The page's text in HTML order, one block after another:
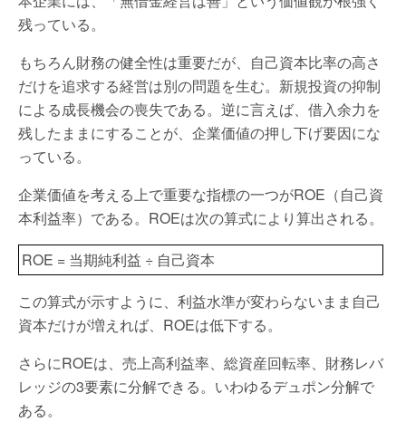
残っている。
もちろん財務の健全性は重要だが、自己資本比率の高さ
だけを追求する経営は別の問題を生む。新規投資の抑制
による成長機会の喪失である。逆に言えば、借入余力を
残したままにすることが、企業価値の押し下げ要因にな
っている。
企業価値を考える上で重要な指標の一つがROE（自己資
本利益率）である。ROEは次の算式により算出される。
ROE = 当期純利益 ÷ 自己資本
この算式が示すように、利益水準が変わらないまま自己
資本だけが増えれば、ROEは低下する。
さらにROEは、売上高利益率、総資産回転率、財務レバ
レッジの3要素に分解できる。いわゆるデュポン分解で
ある。